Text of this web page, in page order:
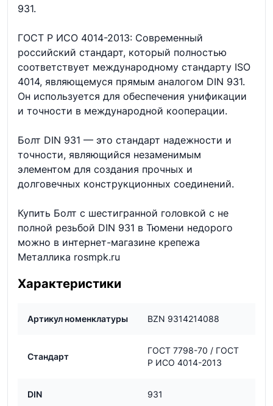
931.
ГОСТ Р ИСО 4014-2013: Современный
российский стандарт, который полностью
соответствует международному стандарту ISO
4014, являющемуся прямым аналогом DIN 931.
Он используется для обеспечения унификации
и точности в международной кооперации.
Болт DIN 931 — это стандарт надежности и
точности, являющийся незаменимым
элементом для создания прочных и
долговечных конструкционных соединений.
Купить Болт с шестигранной головкой с не
полной резьбой DIN 931 в Тюмени недорого
можно в интернет-магазине крепежа
Металлика rosmpk.ru
Характеристики
Артикул номенклатуры BZN 9314214088
Стандарт
ГОСТ 7798-70 / ГОСТ
Р ИСО 4014-2013
DIN 931